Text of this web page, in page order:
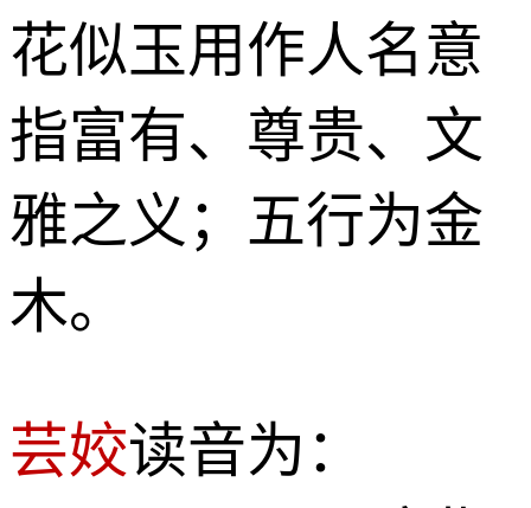
花似玉用作人名意
指富有、尊贵、文
雅之义；五行为金
木。
芸姣读音为：